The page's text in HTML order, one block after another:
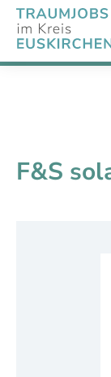
F&S